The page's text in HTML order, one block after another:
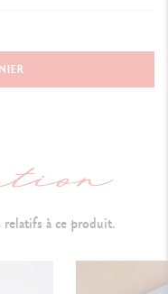
léger et résistant
suisse
relatifs à ce produit.